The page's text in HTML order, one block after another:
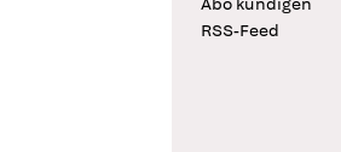
RSS-Feed